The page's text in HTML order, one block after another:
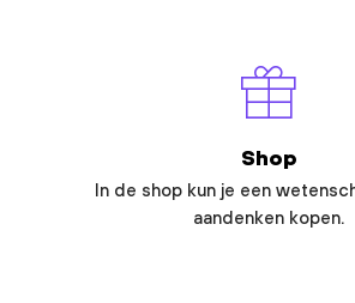
Shop
In de shop kun je een
aandenken kopen.